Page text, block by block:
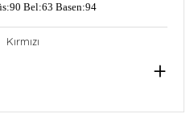
Bel:63 Basen:94
Kırmızı